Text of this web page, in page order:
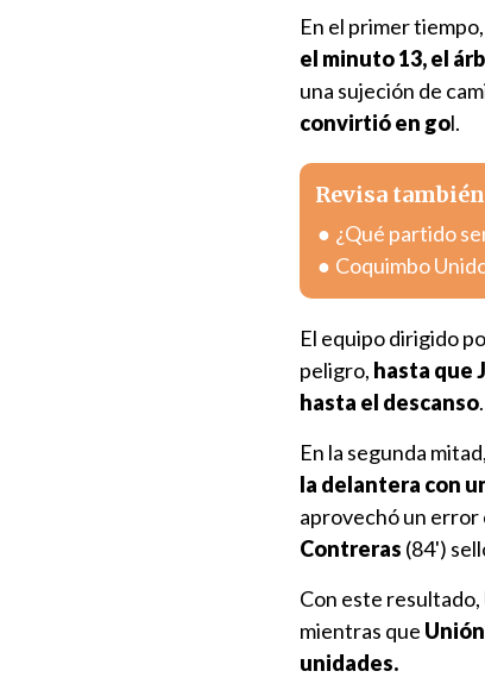
En el primer
el minuto 13, el
una sujeción de
convirtió en gol.
Revisa también
¿Qué partido
Coquimbo
El equipo dirigido
peligro, hasta que
hasta el descanso.
En la segunda
la delantera con
aprovechó un error
Contreras (84')
Con este
mientras que
unidades.